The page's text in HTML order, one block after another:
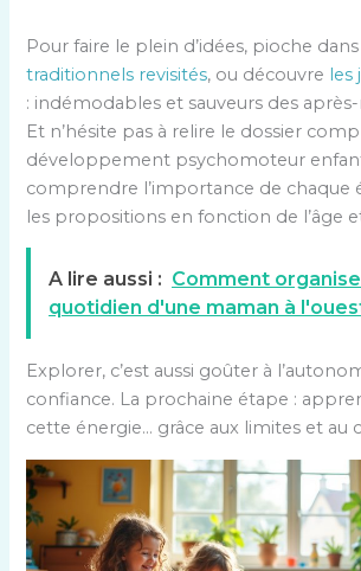
Pour faire le plein d’idées, pioche dans
traditionnels revisités, ou découvre les
: indémodables et sauveurs des
Et n’hésite pas à relire le dossier
développement psychomoteur
comprendre l’importance de chaque
les propositions en fonction de l’âge
A lire aussi : Comment
quotidien d'une maman à
Explorer, c’est aussi goûter à
confiance. La prochaine étape :
cette énergie… grâce aux limites et au